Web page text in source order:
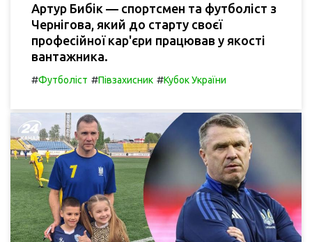
Артур Бибік — спортсмен та футболіст з
Чернігова, який до старту своєї
професійної кар'єри працював у якості
вантажника.
#Футболіст #Півзахисник #Кубок України